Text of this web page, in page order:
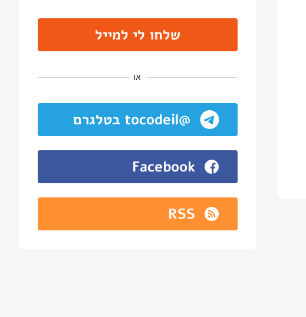
שלחו לי למייל
או
@tocodeil בטלגרם
Facebook
RSS